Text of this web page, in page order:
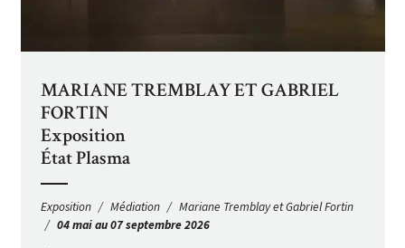
MARIANE TREMBLAY ET GABRIEL
FORTIN
Exposition
État Plasma
Exposition Médiation
Mariane Tremblay et Gabriel Fortin
04 mai au 07 septembre 2026